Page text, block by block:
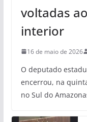
voltadas
interior
16 de maio de 2026
O deputado
encerrou, na
no Sul do